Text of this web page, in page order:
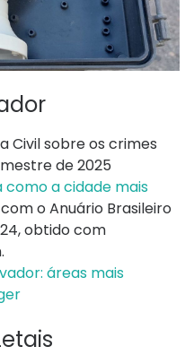
Civil sobre os crimes
de 2025
a cidade mais
o Anuário Brasileiro
obtido com
áreas mais